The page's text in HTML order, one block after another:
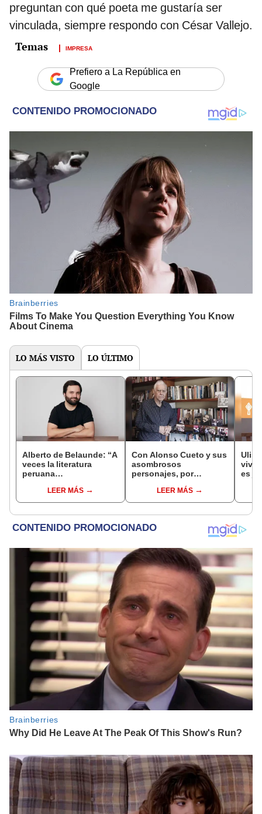
preguntan con qué poeta me gustaría ser
vinculada, siempre respondo con César Vallejo.
IMPRESA
Prefiero a La República en
Google
LO MÁS VISTO LO ÚLTIMO
Alberto de Belaunde: “A
veces la literatura
peruana
queda solo en el
lenguaje, en el artificio y
LEER MÁS
Con Alonso Cueto y sus
asombrosos
personajes, por
LEER MÁS
es